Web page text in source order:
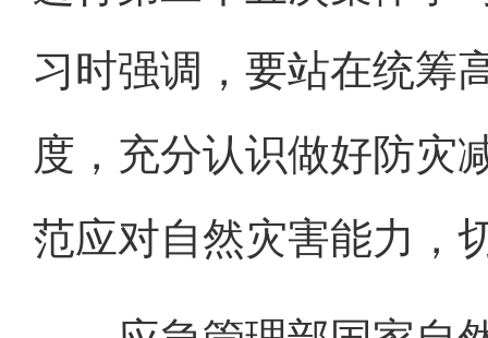
习时强调，要站在统筹
度，充分认识做好防灾
范应对自然灾害能力，